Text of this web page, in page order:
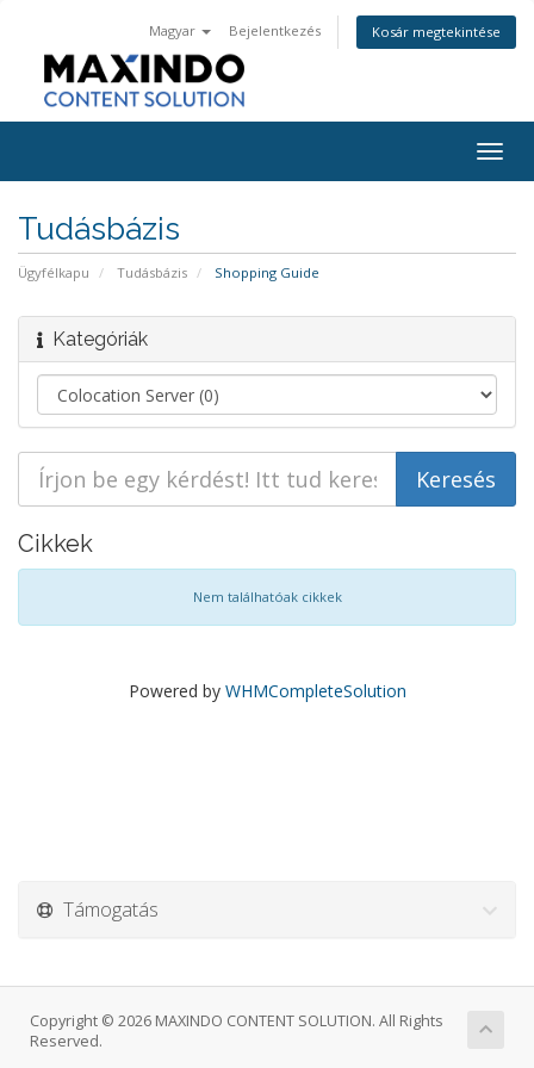
Magyar Bejelentkezés Kosár megtekintése
Tudásbázis
Ügyfélkapu Tudásbázis Shopping Guide
Kategóriák
Cikkek
Nem találhatóak cikkek
Powered by WHMCompleteSolution
Támogatás
Copyright © 2026 MAXINDO CONTENT SOLUTION. All Rights
Reserved.